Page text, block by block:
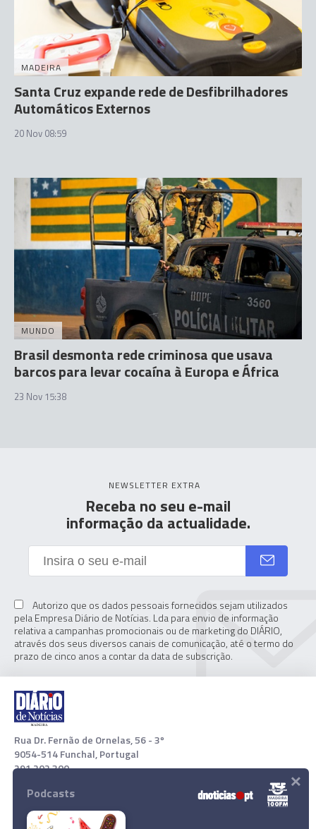
MADEIRA
Santa Cruz expande rede de Desfibrilhadores
Automáticos Externos
20 Nov 08:59
MUNDO
Brasil desmonta rede criminosa que usava
barcos para levar cocaína à Europa e África
23 Nov 15:38
NEWSLETTER EXTRA
Receba no seu e-mail
informação da actualidade.
Autorizo que os dados pessoais fornecidos sejam utilizados
pela Empresa Diário de Notícias. Lda para envio de informação
relativa a campanhas promocionais ou de marketing do DIÁRIO,
através dos seus diversos canais de comunicação, até o termo do
prazo de cinco anos a contar da data de subscrição.
Rua Dr. Fernão de Ornelas, 56 - 3º
9054-514 Funchal, Portugal
291 202 300
Download App
Podcasts ×